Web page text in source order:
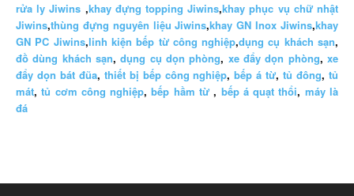
rửa ly Jiwins ,khay đựng topping Jiwins,khay phục vụ chữ nhật
Jiwins,thùng đựng nguyên liệu Jiwins,khay GN Inox Jiwins,khay
GN PC Jiwins,linh kiện bếp từ công nghiệp,dụng cụ khách sạn,
đồ dùng khách sạn,dụng cụ dọn phòng, xe đẩy dọn phòng,xe
đẩy dọn bát đũa, thiết bị bếp công nghiệp,bếp á từ,tủ đông,tủ
mát,tủ cơm công nghiệp,bếp hầm từ , bếp á quạt thổi, máy là
đá